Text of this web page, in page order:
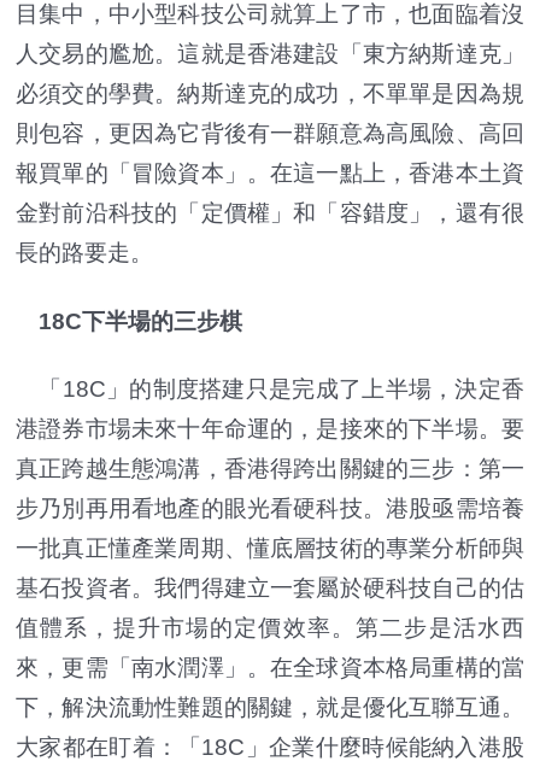
目集中，中小型科技公司就算上了市，也面臨着沒
人交易的尷尬。這就是香港建設「東方納斯達克」
必須交的學費。納斯達克的成功，不單單是因為規
則包容，更因為它背後有一群願意為高風險、高回
報買單的「冒險資本」。在這一點上，香港本土資
金對前沿科技的「定價權」和「容錯度」，還有很
長的路要走。
18C下半場的三步棋
「18C」的制度搭建只是完成了上半場，決定香
港證券市場未來十年命運的，是接來的下半場。要
真正跨越生態鴻溝，香港得跨出關鍵的三步：第一
步乃別再用看地產的眼光看硬科技。港股亟需培養
一批真正懂產業周期、懂底層技術的專業分析師與
基石投資者。我們得建立一套屬於硬科技自己的估
值體系，提升市場的定價效率。第二步是活水西
來，更需「南水潤澤」。在全球資本格局重構的當
下，解決流動性難題的關鍵，就是優化互聯互通。
大家都在盯着：「18C」企業什麼時候能納入港股